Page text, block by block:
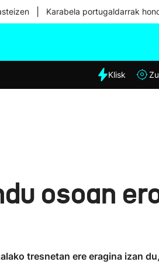
Karabela portugaldarrak
Eguraldia
Klisk
osoan
tresnetan ere eragina izan